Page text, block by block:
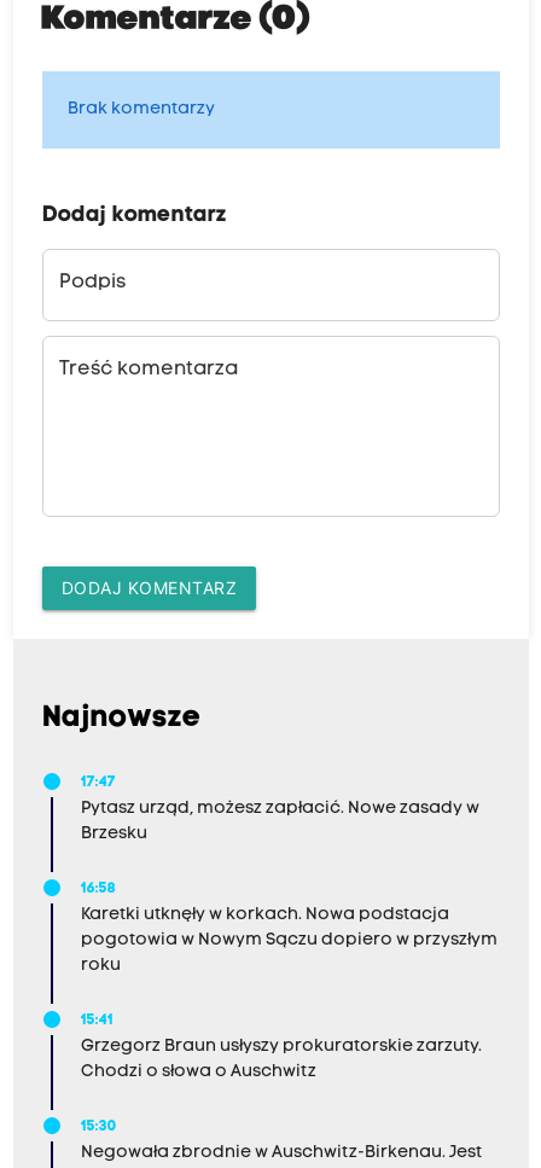
Komentarze (0)
Brak komentarzy
Dodaj komentarz
Podpis
Treść komentarza
DODAJ KOMENTARZ
Najnowsze
17:47
Pytasz urząd, możesz zapłacić. Nowe zasady w
Brzesku
16:58
Karetki utknęły w korkach. Nowa podstacja
pogotowia w Nowym Sączu dopiero w przyszłym
roku
15:41
Grzegorz Braun usłyszy prokuratorskie zarzuty.
Chodzi o słowa o Auschwitz
15:30
Negowała zbrodnie w Auschwitz-Birkenau. Jest